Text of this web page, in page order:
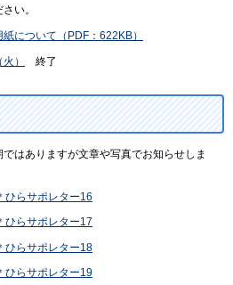
い。
について（PDF：622KB）
） 終了
はありますが文章や写真でお知らせしま
ひらサポレター16
ひらサポレター17
ひらサポレター18
ひらサポレター19